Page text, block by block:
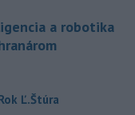
a robotika
Ľ.Štúra